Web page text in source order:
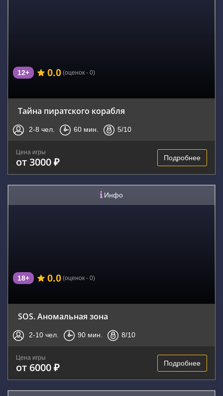
12+ 0.0 (оценок - 0)
Тайна пиратского корабля
2-8 чел. 60 мин. 5/10
Цена игры
от 3000 ₽ Подробнее
Инфо
18+ 0.0 (оценок - 0)
SOS. Аномальная зона
2-10 чел. 90 мин. 8/10
Цена игры
от 6000 ₽ Подробнее